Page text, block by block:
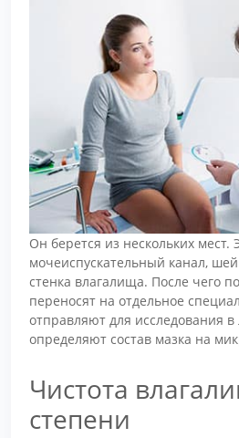
Он берется из нескольких мест.
мочеиспускательный канал,
стенка влагалища. После чего
переносят на отдельное
отправляют для исследования
определяют состав мазка на
Чистота
степени